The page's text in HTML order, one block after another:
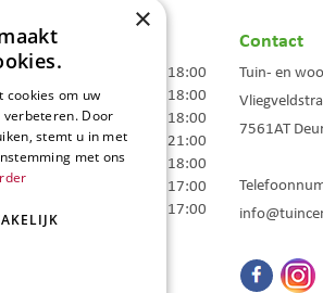
09:00 - 18:00
09:00 - 18:00
09:00 - 18:00
09:00 - 21:00
09:00 - 18:00
09:00 - 17:00
10:00 - 17:00
Contact
Tuin- en
7561AT
×
cookies om uw
Door
stemt u in met
met ons